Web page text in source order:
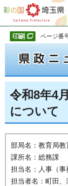
彩の国 埼玉県
ページ番
令和8年4
について
部局名：教育局教
課所名：総務課
担当名：人事（事
担当者名：町田、